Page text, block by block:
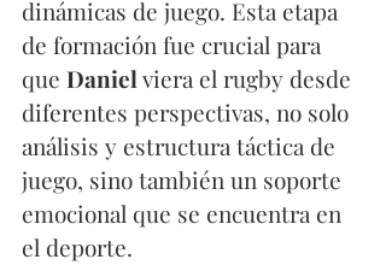
dinámicas de juego. Esta etapa
de formación fue crucial para
que Daniel viera el rugby desde
diferentes perspectivas, no solo
análisis y estructura táctica de
juego, sino también un soporte
emocional que se encuentra en
el deporte.